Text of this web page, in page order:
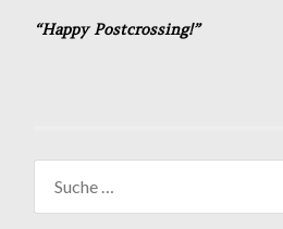
“Happy Postcrossing!”
nach: